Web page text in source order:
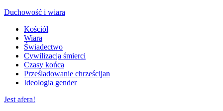
Duchowość i wiara
Kościół
Wiara
Świadectwo
Cywilizacja śmierci
Czasy końca
Prześladowanie chrześcijan
Ideologia gender
Jest afera!